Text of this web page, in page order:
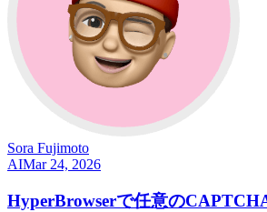
Sora Fujimoto
AIMar 24, 2026
HyperBrowserで任意の